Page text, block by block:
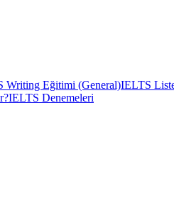
Writing Eğitimi (General)IELTS
IELTS Denemeleri